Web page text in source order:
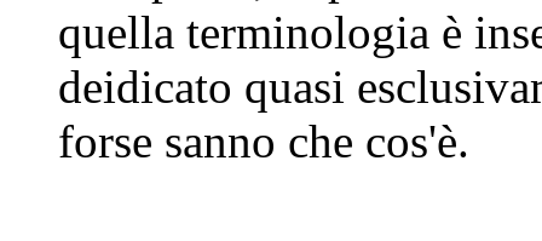
quella terminologia è
deidicato quasi
forse sanno che cos'è.